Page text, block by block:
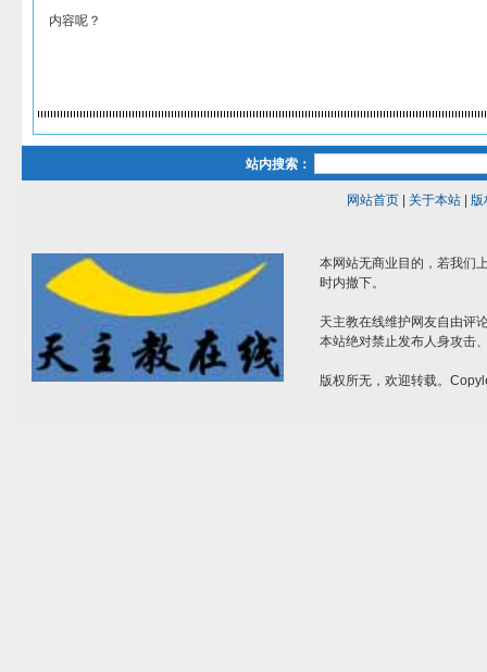
内容呢？
站内搜索：
网站首页| 关于本站| 版
本网站无商业目的，若我们
时内撤下。
天主教在线维护网友自由评
本站绝对禁止发布人身攻击
版权所无，欢迎转载。